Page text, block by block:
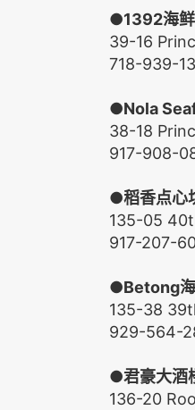
●1392海
39-16
718-939-
●Nola
38-18
917-908-
●稻香点心
135-05
917-207-
●Betong
135-38
929-564-
●君豪大酒
136-20